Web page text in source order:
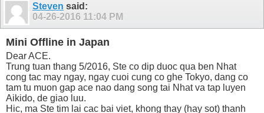
Steven said:
04-26-2016 11:04 PM
Mini Offline in Japan
Dear ACE.
Trung tuan thang 5/2016, Ste co dip duoc qua ben Nhat
cong tac may ngay, ngay cuoi cung co ghe Tokyo, dang co
tam tu muon gap ace nao dang song tai Nhat va tap luyen
Aikido, de giao luu.
Hic, ma Ste tim lai cac bai viet, khong thay (hay sot) thanh